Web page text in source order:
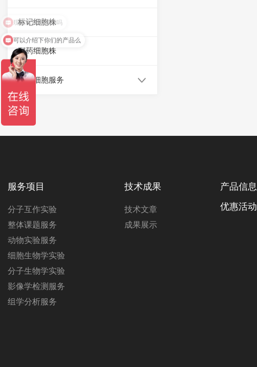
标记细胞株
耐药细胞株
定制细胞服务
服务项目
分子互作实验
整体课题服务
动物实验服务
细胞生物学实验
分子生物学实验
影像学检测服务
组学分析服务
技术成果
技术文章
成果展示
产品信息
优惠活动
可以介绍下你们的产品么
现在有优惠活动吗